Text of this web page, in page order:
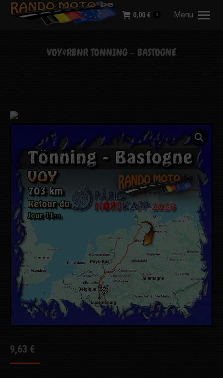
Menu
0,00 € 0
VOY#RBNR TONNING – BASTOGNE
9,63 €